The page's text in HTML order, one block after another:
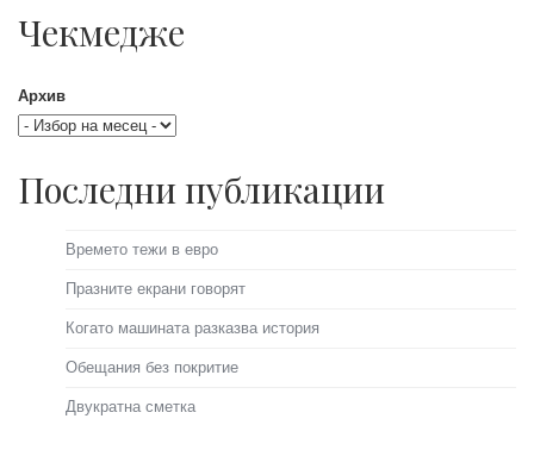
Чекмедже
Архив
Последни публикации
Времето тежи в евро
Празните екрани говорят
Когато машината разказва история
Обещания без покритие
Двукратна сметка